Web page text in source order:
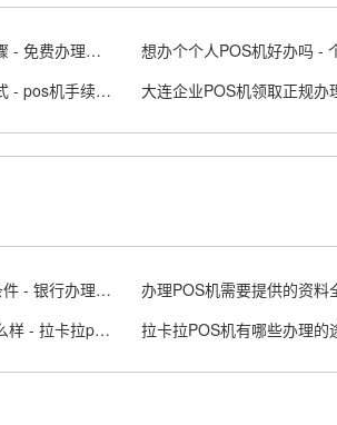
正规POS个人免费申请步骤 - 免费办理个人POS机的方法
POS机手续费费率计算公式 - pos机手续费标准
银行Pos机办理需要什么条件 - 银行办理pos机手续费是多少
个人拉卡拉移动POS机怎么样 - 拉卡拉pos机个人办理扣多少钱?